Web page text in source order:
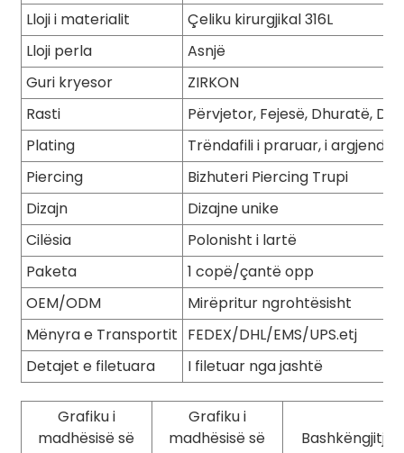
Lloji i materialit
Çeliku kirurgjikal 316L
Lloji perla
Asnjë
Guri kryesor
ZIRKON
Rasti
Përvjetor, Fejesë, Dhuratë,
Plating
Trëndafili i praruar, i
Piercing
Bizhuteri Piercing Trupi
Dizajn
Dizajne unike
Cilësia
Polonisht i lartë
Paketa
1 copë/çantë opp
OEM/ODM
Mirëpritur ngrohtësisht
Mënyra e Transportit FEDEX/DHL/EMS/UPS.etj
Detajet e filetuara
I filetuar nga jashtë
Grafiku i
madhësisë së
Grafiku i
madhësisë së
Bashkëngjitje